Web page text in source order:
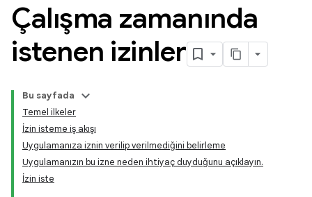
Çalışma zamanında
istenen izinler
Bu sayfada
Temel ilkeler
İzin isteme iş akışı
Uygulamanıza iznin verilip verilmediğini belirleme
Uygulamanızın bu izne neden ihtiyaç duyduğunu açıklayın.
İzin iste